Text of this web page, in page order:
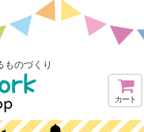
ものづくり
カート